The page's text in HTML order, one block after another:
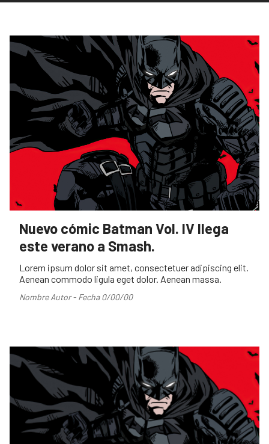
Nuevo cómic Batman Vol. IV llega
este verano a Smash.
Lorem ipsum dolor sit amet, consectetuer adipiscing elit.
Aenean commodo ligula eget dolor. Aenean massa.
Nombre Autor - Fecha 0/00/00